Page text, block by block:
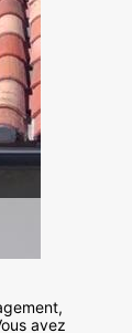
avez